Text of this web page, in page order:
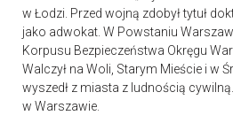
w Łodzi. Przed wojną zdobył tytuł
jako adwokat. W Powstaniu
Korpusu Bezpieczeństwa Okręgu
Walczył na Woli, Starym Mieście i w
wyszedł z miasta z ludnością
w Warszawie.